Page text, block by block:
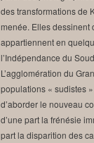
des transformations de
menée. Elles dessinent
appartiennent en
l’Indépendance du
L’agglomération du
populations « sudistes
d’aborder le nouveau
d’une part la frénésie
part la disparition des